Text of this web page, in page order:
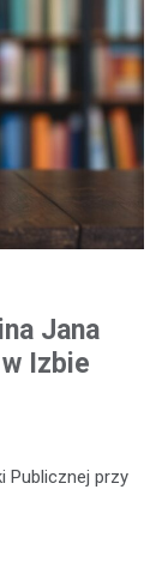
Jana
Izbie
Publicznej przy